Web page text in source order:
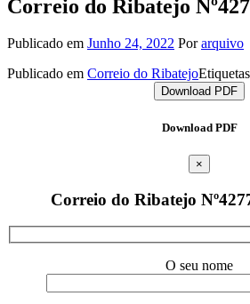
Correio do Ribatejo
Publicado em Junho 24, 2022 Porarquivo
Publicado em Correio do RibatejoEtiquetas
Download PDF
Download PDF
×
Correio do Ribatejo
O seu nome